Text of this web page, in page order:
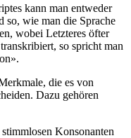
kann man entweder
so, wie man die Sprache
wobei Letzteres öfter
so spricht man
die es von
Dazu gehören
Konsonanten